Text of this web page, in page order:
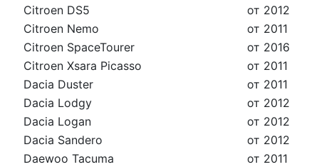
Citroen DS5
от 2012
Citroen Nemo
от 2011
Citroen SpaceTourer
от 2016
Citroen Xsara Picasso
от 2011
Dacia Duster
от 2011
Dacia Lodgy
от 2012
Dacia Logan
от 2012
Dacia Sandero
от 2012
Daewoo Tacuma
от 2011